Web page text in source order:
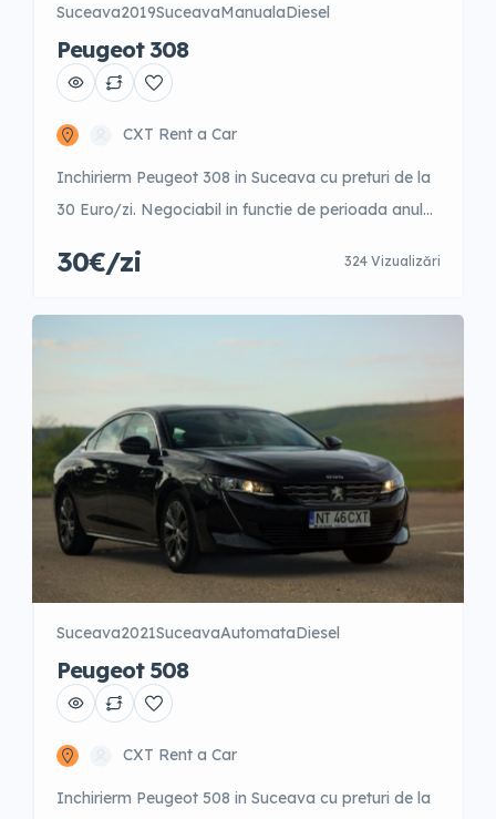
Suceava2019SuceavaManualaDiesel
Peugeot 308
CXT Rent a Car
Inchirierm Peugeot 308 in Suceava cu preturi de la
30 Euro/zi. Negociabil in functie de perioada anului.
35 Euro/zi 16-21 zile – 31 Euro/zi 22-30 zile – 31
30€/zi 324 Vizualizări
Suceava2021SuceavaAutomataDiesel
Peugeot 508
CXT Rent a Car
Inchirierm Peugeot 508 in Suceava cu preturi de la